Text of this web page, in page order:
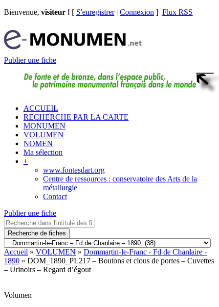
Bienvenue, visiteur ! [ S'enregistrer| Connexion ] Flux RSS
Publier une fiche
ACCUEIL
RECHERCHE PAR LA CARTE
MONUMEN
VOLUMEN
NOMEN
Ma sélection
+
www.fontesdart.org
Centre de ressources : conservatoire des Arts de la
métallurgie
Contact
Publier une fiche
Recherche de fiches
Accueil » VOLUMEN » Dommartin-le-Franc - Fd de Chanlaire -
1890 » DOM_1890_PL217 – Boutons et clous de portes – Cuvettes
– Urinoirs – Regard d’égout
Volumen